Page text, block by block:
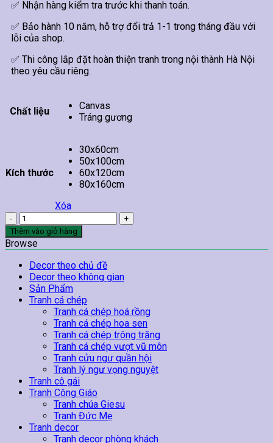
✅ Nhận hàng kiểm tra trước khi thanh toán.
✅ Bảo hành 10 năm, hỗ trợ đổi trả 1-1 trong tháng đầu với
lỗi của shop.
✅ Thi công lắp đặt hoàn thiện tranh trong nội thành Hà Nội
theo yêu cầu riêng.
Chất liệu
Canvas
Tráng gương
Kích thước
30x60cm
50x100cm
60x120cm
80x160cm
Xóa
Tranh
Bụi
Hoa
Trước
Cổng
Rừng
số
lượng
Thêm vào giỏ hàng
Browse
Decor theo chủ đề
Decor theo không gian
Sản Phẩm
Tranh cá chép
Tranh cá chép hoá rồng
Tranh cá chép hoa sen
Tranh cá chép trông trăng
Tranh cá chép vượt vũ môn
Tranh cửu ngư quần hội
Tranh lý ngư vọng nguyệt
Tranh cô gái
Tranh Công Giáo
Tranh chúa Giesu
Tranh Đức Mẹ
Tranh decor
Tranh decor phòng khách